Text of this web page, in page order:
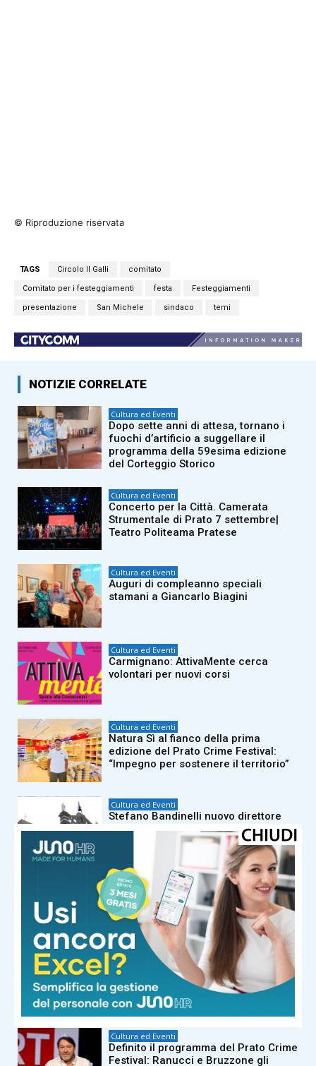
© Riproduzione riservata
TAGS Circolo Il Galli comitato
Comitato per i festeggiamenti festa Festeggiamenti
presentazione San Michele sindaco temi
NOTIZIE CORRELATE
Cultura ed Eventi
Dopo sette anni di attesa, tornano i
fuochi d’artificio a suggellare il
programma della 59esima edizione
del Corteggio Storico
Cultura ed Eventi
Concerto per la Città. Camerata
Strumentale di Prato 7 settembre|
Teatro Politeama Pratese
Cultura ed Eventi
Auguri di compleanno speciali
stamani a Giancarlo Biagini
Cultura ed Eventi
Carmignano: AttivaMente cerca
volontari per nuovi corsi
Cultura ed Eventi
Natura Sì al fianco della prima
edizione del Prato Crime Festival:
“Impegno per sostenere il territorio”
Cultura ed Eventi
Stefano Bandinelli nuovo direttore
dell’ufficio stampa della diocesi di
Cultura ed Eventi
“Alpe tra note e stelle”, il 7-8 e 9 tre
serate di musica e astronomia sotto
il cielo di agosto
Cultura ed Eventi
Torna dal 22 agosto il Luna Park di
viale Marconi
Cultura ed Eventi
Definito il programma del Prato Crime
Festival: Ranucci e Bruzzone gli